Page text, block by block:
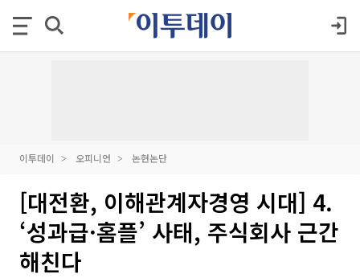
이투데이 오피니언 논현논단
[대전환, 이해관계자경영 시대] 4.
‘성과급·홈플’ 사태, 주식회사 근간
해친다